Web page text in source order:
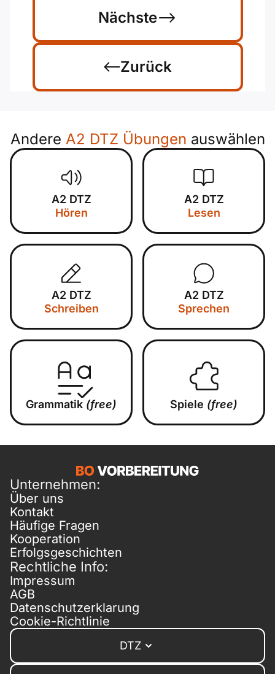
Zurück
Nächste
Andere A2 DTZ Übungen auswählen
A2 DTZ
Hören
A2 DTZ
Lesen
A2 DTZ
Schreiben
A2 DTZ
Sprechen
Grammatik (free) Spiele (free)
Unternehmen:
Über uns
Kontakt
Häufige Fragen
Kooperation
Erfolgsgeschichten
Rechtliche Info:
Impressum
AGB
Datenschutzerklarung
Cookie-Richtlinie
DTZ